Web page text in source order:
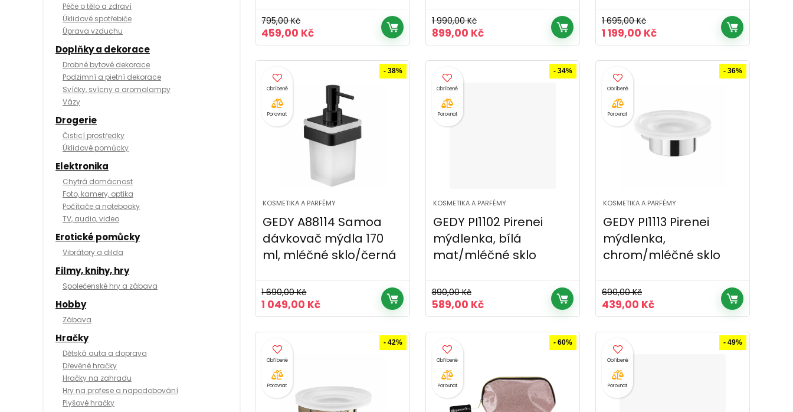
Péče o tělo a zdraví
Úklidové spotřebiče
Úprava vzduchu
Doplňky a dekorace
Drobné bytové dekorace
Podzimní a pietní dekorace
Svíčky, svícny a aromalampy
Vázy
Drogerie
Čisticí prostředky
Úklidové pomůcky
Elektronika
Chytrá domácnost
Foto, kamery, optika
Počítače a notebooky
TV, audio, video
Erotické pomůcky
Vibrátory a dilda
Filmy, knihy, hry
Společenské hry a zábava
Hobby
Zábava
Hračky
Dětská auta a doprava
Dřevěné hračky
Hračky na zahradu
Hry na profese a napodobování
Plyšové hračky
795,00Kč
Původní
cena
459,00 KčAktuální
cena
1 990,00Kč
Původní
cena
990,00 Kč.
899,00 KčAktuální
cena
1 695,00Kč
Původní
cena
695,00 Kč.
1 199,00 KčAktuální
cena
Porovnat
- 38%
KOSMETIKA A PARFÉMY
GEDY A88114 Samoa
dávkovač mýdla 170
ml, mléčné sklo/černá
1 690,00Kč
Původní
cena
690,00 Kč.
1 049,00 KčAktuální
cena
Porovnat
- 34%
KOSMETIKA A PARFÉMY
GEDY PI1102 Pirenei
mýdlenka, bílá
mat/mléčné sklo
890,00Kč
Původní
cena
589,00 KčAktuální
cena
Porovnat
- 36%
KOSMETIKA A PARFÉMY
GEDY PI1113 Pirenei
mýdlenka,
chrom/mléčné sklo
690,00Kč
Původní
cena
439,00 KčAktuální
cena
Porovnat
- 42%
Porovnat
- 60%
Porovnat
- 49%